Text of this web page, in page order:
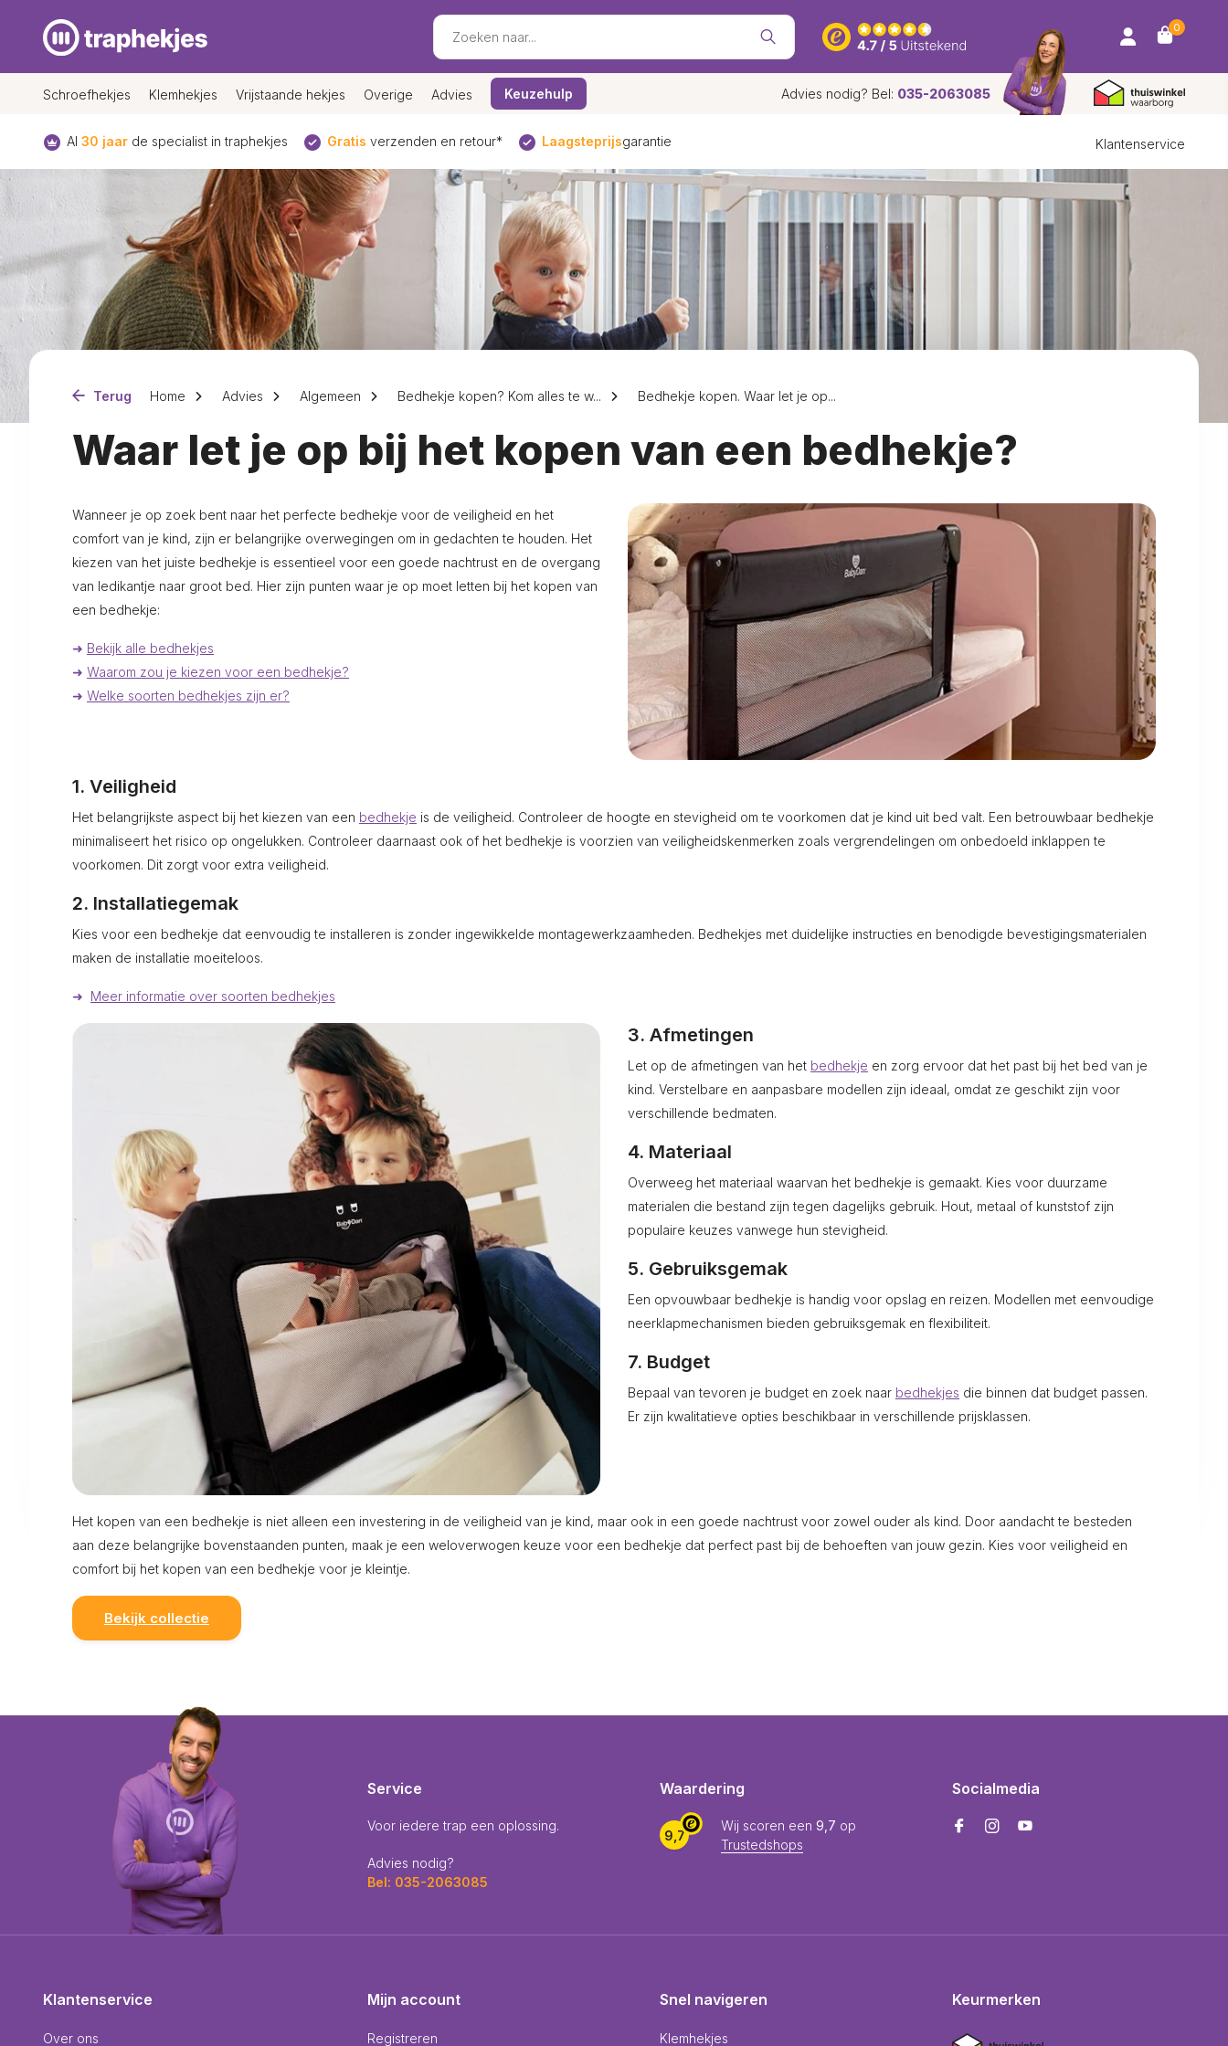
0
Schroefhekjes Klemhekjes Vrijstaande hekjes Overige Advies Keuzehulp Advies nodig? Bel: 035-2063085
Al 30 jaar de specialist in traphekjes Gratis verzenden en retour* Laagsteprijsgarantie Klantenservice
Terug Home Advies Algemeen Bedhekje kopen? Kom alles te w... Bedhekje kopen. Waar let je op...
Waar let je op bij het kopen van een bedhekje?
Wanneer je op zoek bent naar het perfecte bedhekje voor de veiligheid en het
comfort van je kind, zijn er belangrijke overwegingen om in gedachten te houden. Het
kiezen van het juiste bedhekje is essentieel voor een goede nachtrust en de overgang
van ledikantje naar groot bed. Hier zijn punten waar je op moet letten bij het kopen van
een bedhekje:
➜ Bekijk alle bedhekjes
➜ Waarom zou je kiezen voor een bedhekje?
➜ Welke soorten bedhekjes zijn er?
1. Veiligheid
Het belangrijkste aspect bij het kiezen van een bedhekje is de veiligheid. Controleer de hoogte en stevigheid om te voorkomen dat je kind uit bed valt. Een betrouwbaar bedhekje
minimaliseert het risico op ongelukken. Controleer daarnaast ook of het bedhekje is voorzien van veiligheidskenmerken zoals vergrendelingen om onbedoeld inklappen te
voorkomen. Dit zorgt voor extra veiligheid.
2. Installatiegemak
Kies voor een bedhekje dat eenvoudig te installeren is zonder ingewikkelde montagewerkzaamheden. Bedhekjes met duidelijke instructies en benodigde bevestigingsmaterialen
maken de installatie moeiteloos.
➜ Meer informatie over soorten bedhekjes
3. Afmetingen
Let op de afmetingen van het bedhekje en zorg ervoor dat het past bij het bed van je
kind. Verstelbare en aanpasbare modellen zijn ideaal, omdat ze geschikt zijn voor
verschillende bedmaten.
4. Materiaal
Overweeg het materiaal waarvan het bedhekje is gemaakt. Kies voor duurzame
materialen die bestand zijn tegen dagelijks gebruik. Hout, metaal of kunststof zijn
populaire keuzes vanwege hun stevigheid.
5. Gebruiksgemak
Een opvouwbaar bedhekje is handig voor opslag en reizen. Modellen met eenvoudige
neerklapmechanismen bieden gebruiksgemak en flexibiliteit.
7. Budget
Bepaal van tevoren je budget en zoek naar bedhekjes die binnen dat budget passen.
Er zijn kwalitatieve opties beschikbaar in verschillende prijsklassen.
Het kopen van een bedhekje is niet alleen een investering in de veiligheid van je kind, maar ook in een goede nachtrust voor zowel ouder als kind. Door aandacht te besteden
aan deze belangrijke bovenstaanden punten, maak je een weloverwogen keuze voor een bedhekje dat perfect past bij de behoeften van jouw gezin. Kies voor veiligheid en
comfort bij het kopen van een bedhekje voor je kleintje.
Bekijk collectie
Service
Voor iedere trap een oplossing.
Advies nodig?
Bel: 035-2063085
Waardering
9,7
Wij scoren een 9,7 op
Trustedshops
Socialmedia
Klantenservice
Over ons
Mijn account
Registreren
Snel navigeren
Klemhekjes
Keurmerken